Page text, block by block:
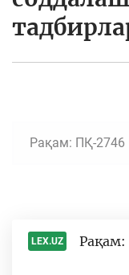
Рақам: ПҚ-2746
LEX.UZ